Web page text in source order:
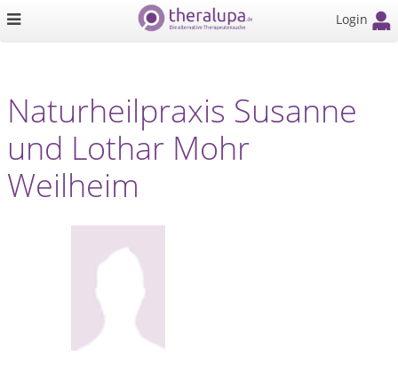
Login
Naturheilpraxis Susanne
und Lothar Mohr
Weilheim